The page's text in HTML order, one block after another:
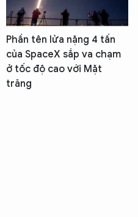
Phần tên lửa nặng 4 tấn
của SpaceX sắp va chạm
ở tốc độ cao với Mặt
trăng